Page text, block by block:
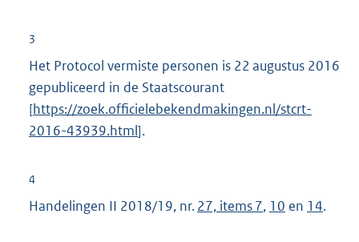
e
k
3
Het Protocol vermiste personen is 22 augustus 2016
gepubliceerd in de Staatscourant
[https://zoek.officielebekendmakingen.nl/stcrt-
2016-43939.html].
4
Handelingen II 2018/19, nr.27, items 7, 10 en 14.